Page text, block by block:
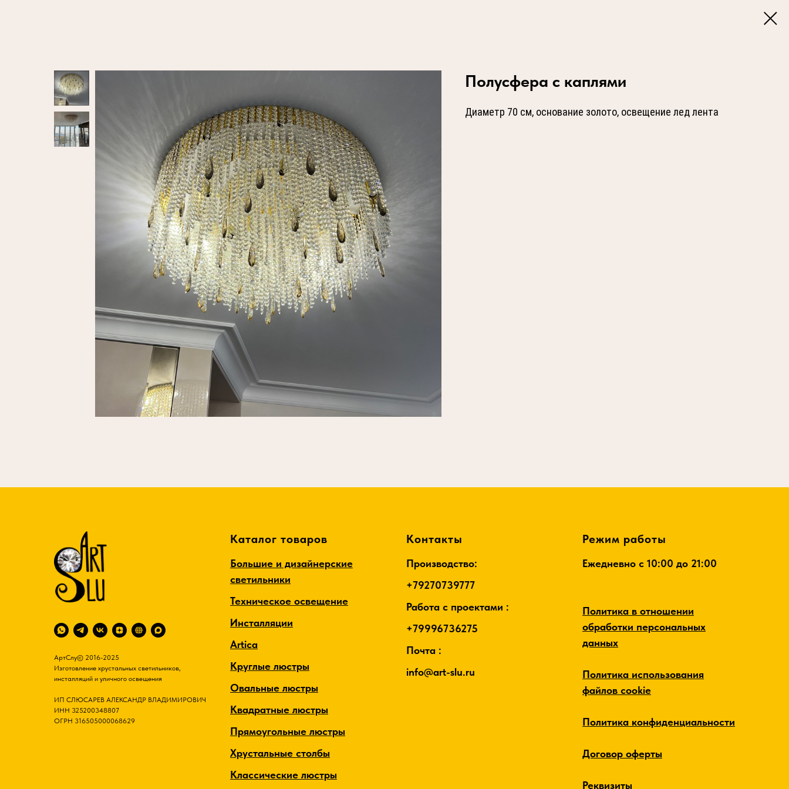
Полусфера с каплями
Диаметр 70 см, основание золото, освещение лед лента
АртСлу© 2016-2025
Изготовление хрустальных светильников,
инсталляций и уличного освещения
ИП СЛЮСАРЕВ АЛЕКСАНДР ВЛАДИМИРОВИЧ
ИНН 325200348807
ОГРН 316505000068629
Каталог товаров
Большие и дизайнерские
светильники
Техническое освещение
Инсталляции
Artica
Круглые люстры
Овальные люстры
Квадратные люстры
Прямоугольные люстры
Хрустальные столбы
Классические люстры
Контакты
Производство:
+79270739777
Работа с проектами :
+79996736275
Почта :
info@art-slu.ru
Режим работы
Ежедневно c 10:00 до 21:00
Политика в отношении
обработки персональных
данных
Политика использования
файлов cookie
Политика конфиденциальности
Договор оферты
Реквизиты